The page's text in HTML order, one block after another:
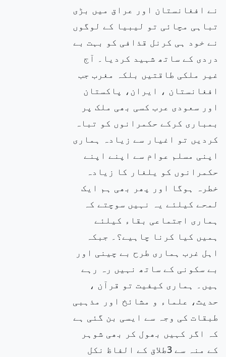
نے افغانستان اور عراق میں بڑی
تباہی مچائی تو لیبیا کے لوگوں
نے خود ہی کرنل قذافی کو بہت بے
دردی کے ساتھ شہید کردیا۔ آج
غیر ملکی طاقتیں بلکہ مغرب جب
افغانستان ، ایران، پاکستان
اور سعودی عرب کسی بھی ملک پر
بمباری کرکے حکمرانوں کو تباہ
کردیں تو اغیار سے زیادہ ہماری
اپنی مسلم عوام سے اپنے اپنے
حکمرانوں کو یلغار کا زیادہ
خطرہ ہوگا اور پھر بھی ہم ایک
لمحے کیلئے یہ نہیں سوچتے کہ
ہماری اجتماعی بقاء کیلئے
ہمیں کیا کرنا چاہیے؟۔ جبکہ
اہل غرب ہماری طرح بے چینی اور
بے سکونی کے ساتھ نہیں رہ رہے
ہیں۔ ہماری کیفیت تو قرآن ،
حدیث، علماء و مشائخ اور مذہبی
طبقات کی وجہ سے ایسی بن گئی ہے
کہ اگر کہیں بھول کر بھی شوہر
کے منہ سے 3طلاق کے الفاظ نکل